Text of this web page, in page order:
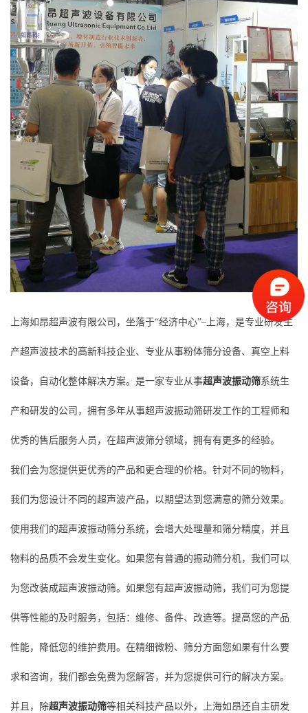
上海如昂超声波有限公司，坐落于“经济中心”–上海，是专业研发生
产超声波技术的高新科技企业、专业从事粉体筛分设备、真空上料
设备，自动化整体解决方案。是一家专业从事超声波振动筛系统生
产和研发的公司，拥有多年从事超声波振动筛研发工作的工程师和
优秀的售后服务人员，在超声波筛分领域，拥有有更多的经验。
我们会为您提供更优秀的产品和更合理的价格。针对不同的物料，
我们为您设计不同的超声波产品，以期望达到您满意的筛分效果。
使用我们的超声波振动筛分系统，会增大处理量和筛分精度，并且
物料的品质不会发生变化。如果您有普通的振动筛分机，我们可以
为您改装成超声波振动筛。如果您有超声波振动筛，我们可为您提
供等性能的及时服务，包括：维修、备件、改造等。提高您的产品
性能，降低您的维护费用。在精细微粉、筛分方面您如果有什么要
求和咨询，我们都会免费为您解答，并为您提供可行的解决方案。
并且，除超声波振动筛等相关科技产品以外，上海如昂还自主研发